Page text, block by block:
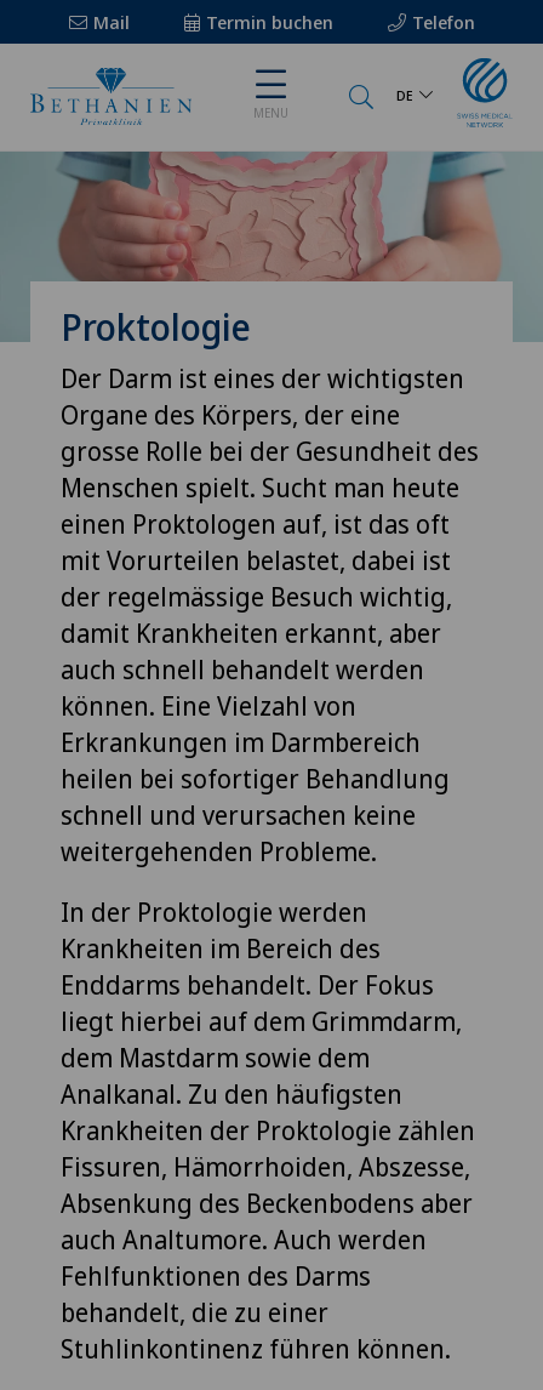
Mail Termin buchen Telefon
MENU
DE
Proktologie
Der Darm ist eines der wichtigsten
Organe des Körpers, der eine
grosse Rolle bei der Gesundheit des
Menschen spielt. Sucht man heute
einen Proktologen auf, ist das oft
mit Vorurteilen belastet, dabei ist
der regelmässige Besuch wichtig,
damit Krankheiten erkannt, aber
auch schnell behandelt werden
können. Eine Vielzahl von
Erkrankungen im Darmbereich
heilen bei sofortiger Behandlung
schnell und verursachen keine
weitergehenden Probleme.
In der Proktologie werden
Krankheiten im Bereich des
Enddarms behandelt. Der Fokus
liegt hierbei auf dem Grimmdarm,
dem Mastdarm sowie dem
Analkanal. Zu den häufigsten
Krankheiten der Proktologie zählen
Fissuren, Hämorrhoiden, Abszesse,
Absenkung des Beckenbodens aber
auch Analtumore. Auch werden
Fehlfunktionen des Darms
behandelt, die zu einer
Stuhlinkontinenz führen können.